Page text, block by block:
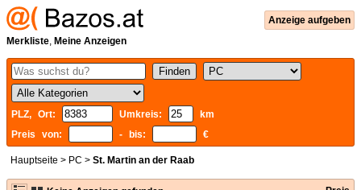
Anzeige aufgeben
Merkliste, Meine Anzeigen
PLZ, Ort: Umkreis:
km
Preis von:
- bis: €
Hauptseite > PC > St. Martin an der Raab